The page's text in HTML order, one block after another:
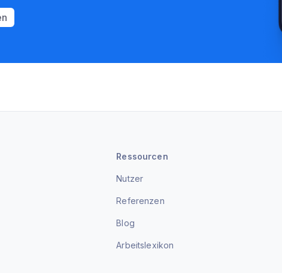
Ressourcen
Nutzer
Referenzen
Blog
Arbeitslexikon